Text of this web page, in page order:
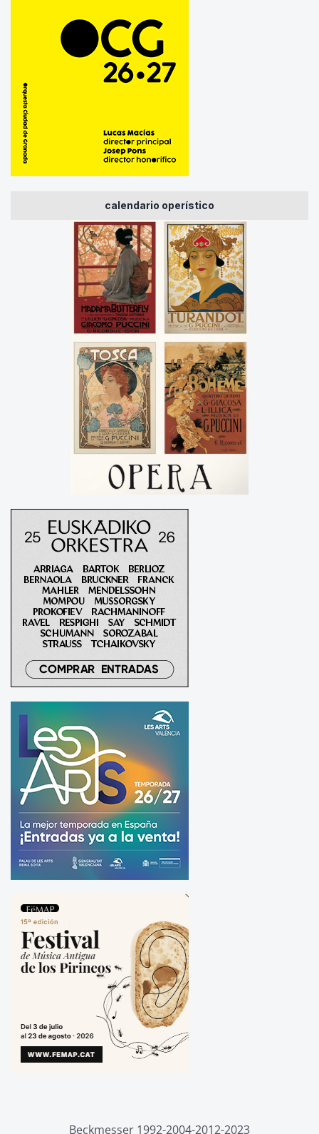
calendario operístico
Beckmesser 1992-2004-2012-2023